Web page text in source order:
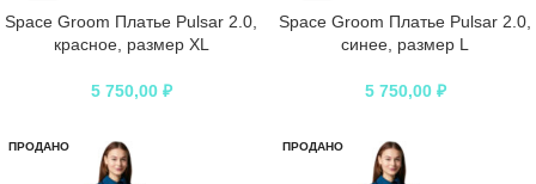
Space Groom Платье Pulsar 2.0,
красное, размер XL
5 750,00 ₽
Space Groom Платье Pulsar 2.0,
синее, размер L
5 750,00 ₽
ПРОДАНО ПРОДАНО